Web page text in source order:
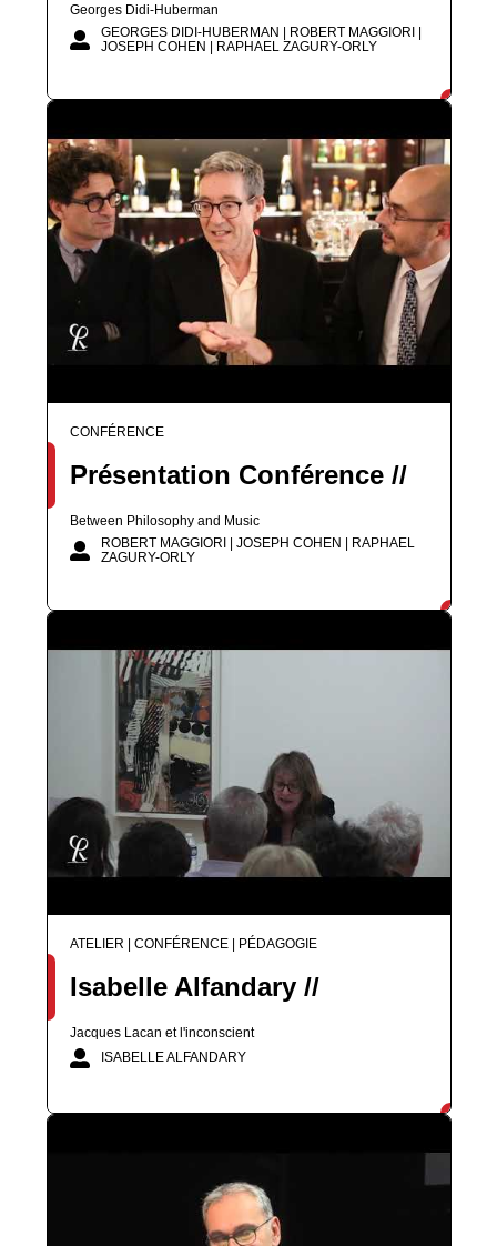
Georges Didi-Huberman
GEORGES DIDI-HUBERMAN | ROBERT MAGGIORI |
JOSEPH COHEN | RAPHAEL ZAGURY-ORLY
CONFÉRENCE
Présentation Conférence //
Between Philosophy and Music
ROBERT MAGGIORI | JOSEPH COHEN | RAPHAEL
ZAGURY-ORLY
ATELIER | CONFÉRENCE | PÉDAGOGIE
Isabelle Alfandary //
Jacques Lacan et l'inconscient
ISABELLE ALFANDARY